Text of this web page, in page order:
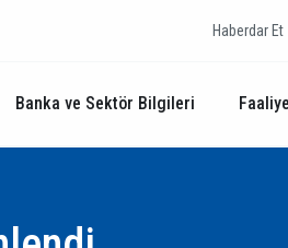
Haberdar Et
Banka ve Sektör Bilgileri